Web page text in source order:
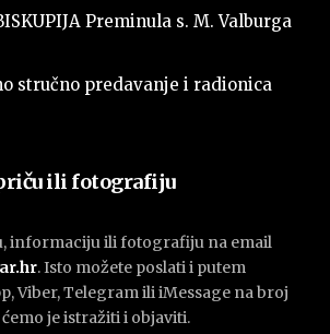
Preminula s. M. Valburga
stručno predavanje i radionica
ili fotografiju
informaciju ili fotografiju na email
. Isto možete poslati i putem
Viber, Telegram ili iMessage na broj
ćemo je istražiti i objaviti.